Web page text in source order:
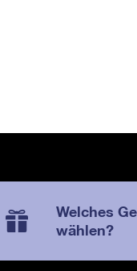
Welches
wählen?